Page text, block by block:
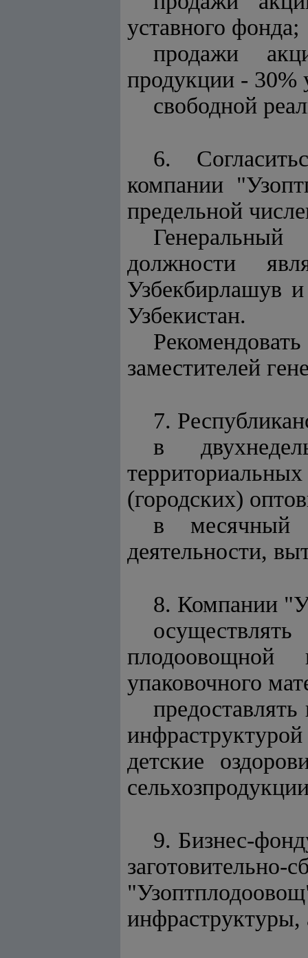
уставного фонда;
продажи
продукции - 30%
свободной
6.
компании
предельной
должности
Узбекбирлашув
Узбекистан.
заместителей
7.
в
(городских)
в месячный
деятельности,
8. Компании
плодоовощной
упаковочного
детские
9. Бизнес-